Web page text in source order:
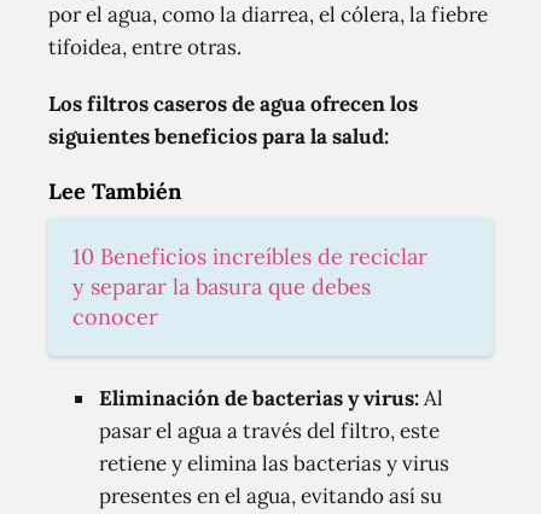
por el agua, como la diarrea, el cólera, la fiebre
tifoidea, entre otras.
Los filtros caseros de agua ofrecen los
siguientes beneficios para la salud:
Lee También
10 Beneficios increíbles de reciclar
y separar la basura que debes
conocer
Eliminación de bacterias y virus:Al
pasar el agua a través del filtro, este
retiene y elimina las bacterias y virus
presentes en el agua, evitando así su